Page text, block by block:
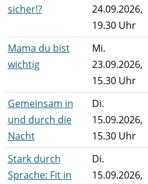
sicher!?
24.09.2026,
19.30 Uhr
Mama du bist
wichtig
Mi.
23.09.2026,
15.30 Uhr
Gemeinsam in
und durch die
Nacht
Di.
15.09.2026,
15.30 Uhr
Stark durch
Sprache: Fit in
Di.
15.09.2026,